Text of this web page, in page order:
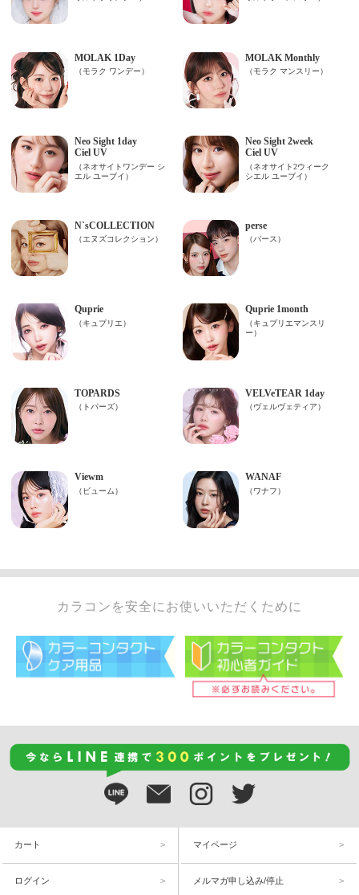
カラコンを安全にお使いいただくために
カート マイページ
ログイン メルマガ申し込み/停止